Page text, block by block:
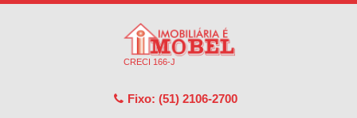
CRECI 166-J
Fixo: (51) 2106-2700